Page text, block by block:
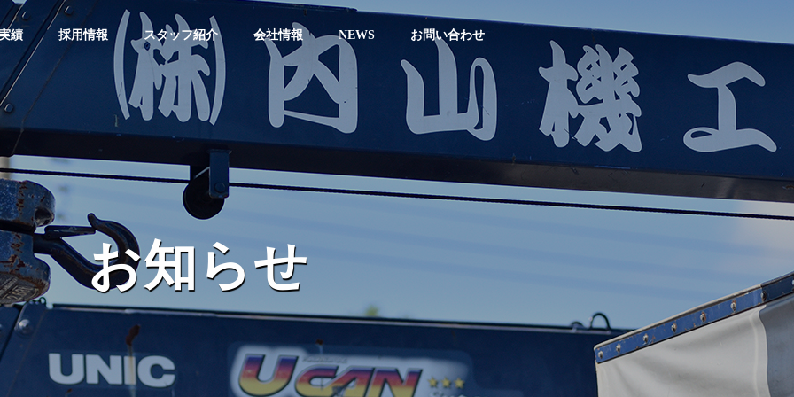
績 採用情報 スタッフ紹介 会社情報 NEWS お問い合わせ
お知らせ